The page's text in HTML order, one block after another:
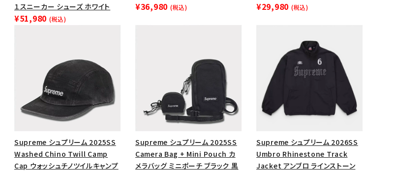
絞り込んで検索する
１スニーカー シューズ ホワイト
¥51,980 (税込)
¥36,980 (税込) ¥29,980 (税込)
Supreme シュプリーム 2025SS
Washed Chino Twill Camp
Cap ウォッシュチノツイルキャンプ
Supreme シュプリーム 2025SS
Camera Bag + Mini Pouch カ
メラバッグ ミニポーチ ブラック 黒
Supreme シュプリーム 2026SS
Umbro Rhinestone Track
Jacket アンブロ ラインストーン